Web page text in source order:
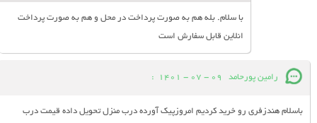
با سلام. بله هم به صورت پرداخت در محل و هم به صورت پرداخت
انلاین قابل سفارش است
رامین پورحامد 09 - 07 - 1401
:
باسلام هندزفری رو خرید کردیم امروزپیک آورده درب منزل تحویل داده قیمت درب